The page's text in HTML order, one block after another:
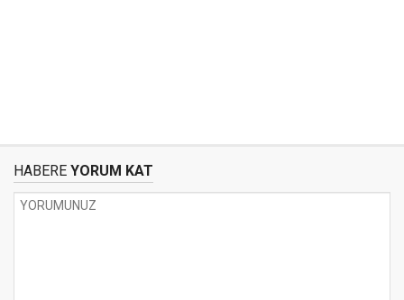
HABERE YORUM KAT